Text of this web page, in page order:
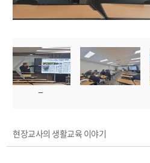
현장교사의 생활교육 이야기